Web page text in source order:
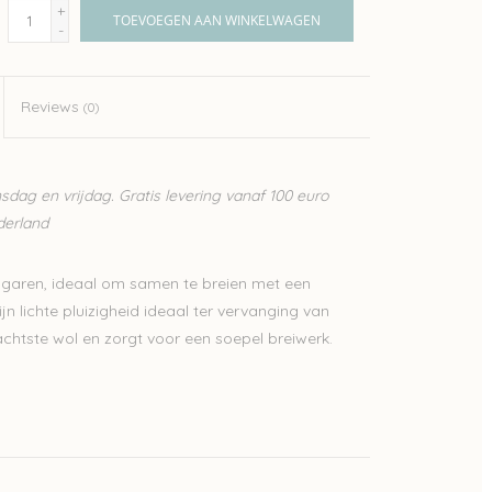
+
-
TOEVOEGEN AAN WINKELWAGEN
Reviews(0)
en vrijdag. Gratis levering vanaf 100 euro
ideaal om samen te breien met een
lichte pluizigheid ideaal ter vervanging van
wol en zorgt voor een soepel breiwerk.